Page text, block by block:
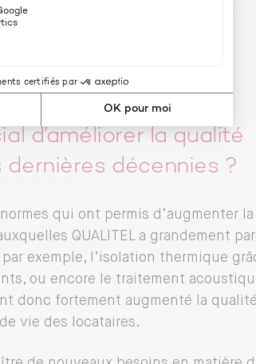
leviers qui ont
d’améliorer la qualité
décennies ?
qui ont permis d’augmenter
QUALITEL a grandement
exemple, l’isolation thermique
ou encore le traitement
donc fortement augmenté la
vie des locataires.